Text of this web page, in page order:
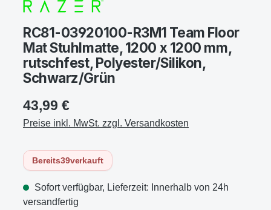
RC81-03920100-R3M1 Team Floor
Mat Stuhlmatte, 1200 x 1200 mm,
rutschfest, Polyester/Silikon,
Schwarz/Grün
43,99 €
Preise inkl. MwSt. zzgl. Versandkosten
Bereits39verkauft
Sofort verfügbar, Lieferzeit: Innerhalb von 24h
versandfertig